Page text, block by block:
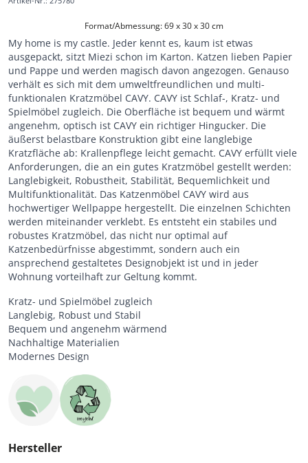
Format/Abmessung: 69 x 30 x 30 cm
My home is my castle. Jeder kennt es, kaum ist etwas
ausgepackt, sitzt Miezi schon im Karton. Katzen lieben Papier
und Pappe und werden magisch davon angezogen. Genauso
verhält es sich mit dem umweltfreundlichen und multi-
funktionalen Kratzmöbel CAVY. CAVY ist Schlaf-, Kratz- und
Spielmöbel zugleich. Die Oberfläche ist bequem und wärmt
angenehm, optisch ist CAVY ein richtiger Hingucker. Die
äußerst belastbare Konstruktion gibt eine langlebige
Kratzfläche ab: Krallenpflege leicht gemacht. CAVY erfüllt viele
Anforderungen, die an ein gutes Kratzmöbel gestellt werden:
Langlebigkeit, Robustheit, Stabilität, Bequemlichkeit und
Multifunktionalität. Das Katzenmöbel CAVY wird aus
hochwertiger Wellpappe hergestellt. Die einzelnen Schichten
werden miteinander verklebt. Es entsteht ein stabiles und
robustes Kratzmöbel, das nicht nur optimal auf
Katzenbedürfnisse abgestimmt, sondern auch ein
ansprechend gestaltetes Designobjekt ist und in jeder
Wohnung vorteilhaft zur Geltung kommt.
Kratz- und Spielmöbel zugleich
Langlebig, Robust und Stabil
Bequem und angenehm wärmend
Nachhaltige Materialien
Modernes Design
Hersteller